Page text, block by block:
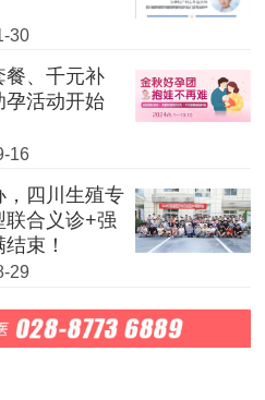
30
餐、千元补
孕活动开始
16
，四川生殖专
联合义诊+强
束！
29